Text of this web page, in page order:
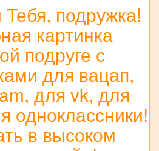
подружка!
картинка
подруге с
для вацап,
для vk, для
одноклассники!
в высоком